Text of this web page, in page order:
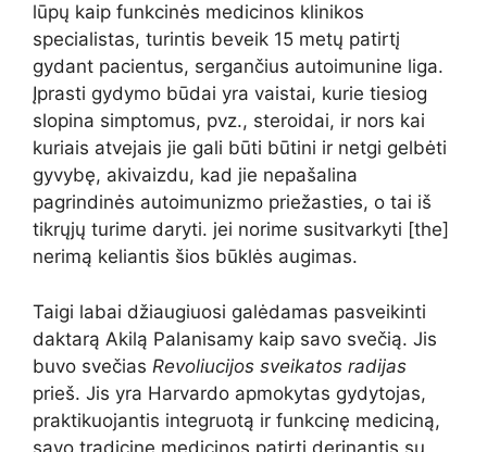
lūpų kaip funkcinės medicinos klinikos
specialistas, turintis beveik 15 metų patirtį
gydant pacientus, sergančius autoimunine liga.
Įprasti gydymo būdai yra vaistai, kurie tiesiog
slopina simptomus, pvz., steroidai, ir nors kai
kuriais atvejais jie gali būti būtini ir netgi gelbėti
gyvybę, akivaizdu, kad jie nepašalina
pagrindinės autoimunizmo priežasties, o tai iš
tikrųjų turime daryti. jei norime susitvarkyti [the]
nerimą keliantis šios būklės augimas.
Taigi labai džiaugiuosi galėdamas pasveikinti
daktarą Akilą Palanisamy kaip savo svečią. Jis
buvo svečias Revoliucijos sveikatos radijas
prieš. Jis yra Harvardo apmokytas gydytojas,
praktikuojantis integruotą ir funkcinę mediciną,
savo tradicinę medicinos patirtį derinantis su